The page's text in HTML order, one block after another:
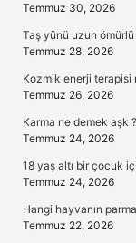
Temmuz 30, 2026
Taş yünü uzun ömürlü
Temmuz 28, 2026
Kozmik enerji terapisi
Temmuz 26, 2026
Karma ne demek aşk ?
Temmuz 24, 2026
18 yaş altı bir çocuk
Temmuz 24, 2026
Hangi hayvanın
Temmuz 22, 2026